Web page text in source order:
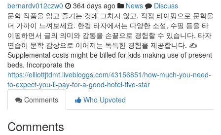
bernardv012czw0 364 days ago News
Discuss
문학 작품을 읽고 즐기는 것에 그치지 않고, 직접 타이핑으로 문학을
더 가까이 느껴보세요. 한컴 타자에서는 다양한 소설, 수필 등을 타
이핑하면서 글의 의미와 감동을 손끝으로 경험할 수 있습니다. 타자
연습이 문학 감상으로 이어지는 독특한 경험을 제공합니다. ✍️
Supplemental costs might be billed for kids making use of present
beds. Incorporate the
https://elliottjtdmt.livebloggs.com/43156851/how-much-you-need-
to-expect-you-ll-pay-for-a-good-hotel-five-star
Comments
Who Upvoted
Comments